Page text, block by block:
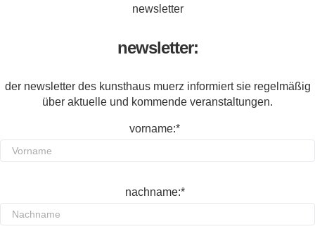
newsletter
newsletter:
der newsletter des kunsthaus muerz informiert sie regelmäßig
über aktuelle und kommende veranstaltungen.
vorname:*
nachname:*